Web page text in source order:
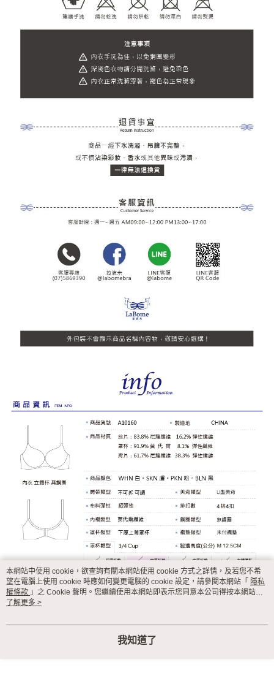
本網站中使用 cookie，欲查詢有關本網站使用 cookie 方式之詳情，及若您不希
望在電腦上使用 cookie 時應如何變更電腦的 cookie 設定，請參閱本網站「 隱私
權條款 」之 Cookie 聲明。您繼續使用本網站即表示您同意本公司得按本網站使
用條款之 Cookie 聲明使用 cookie。
了解更多 >
我知道了